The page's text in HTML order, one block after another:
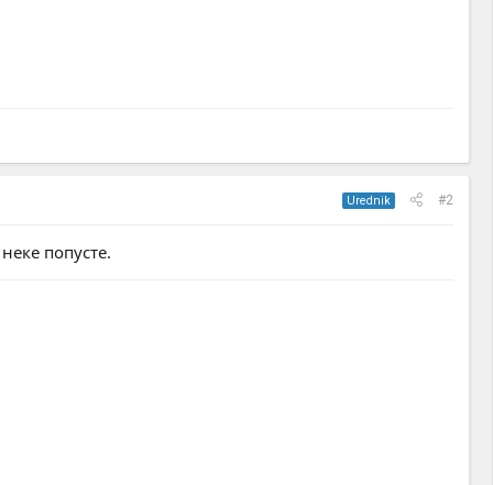
Urednik #2
попусте.